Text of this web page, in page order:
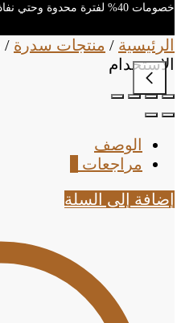
خصومات 40% لفترة محدوة وحتي نفاذ الكمية
الرئيسية / منتجات سدرة /
الاستخدام
الوصف
مراجعات
إضافة إلى السلة